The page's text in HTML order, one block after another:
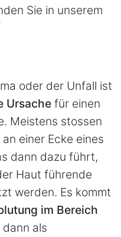
Sie in unserem
oder der Unfall ist
Ursache für einen
Meistens stossen
einer Ecke eines
dann dazu führt,
Haut führende
werden. Es kommt
im Bereich
dann als